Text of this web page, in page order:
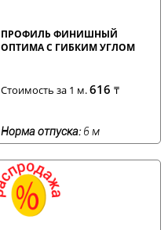
ПРОФИЛЬ ФИНИШНЫЙ
ОПТИМА С ГИБКИМ УГЛОМ
Стоимость за 1 м.616₸
Норма отпуска: 6 м